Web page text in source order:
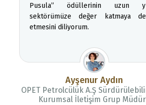
Pusula” ödüllerinin uzun
sektörümüze değer katmaya
etmesini diliyorum.
Ayşenur Aydın
OPET Petrolcülük A.Ş
Kurumsal İletişim Grup